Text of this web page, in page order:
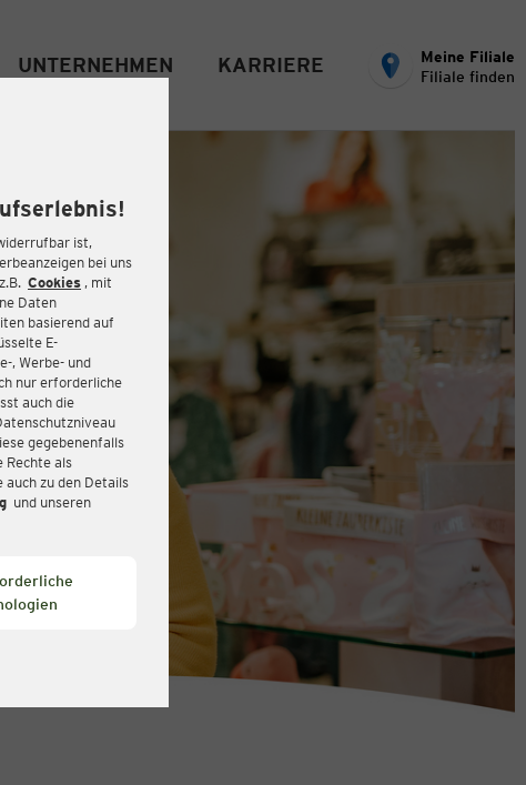
ist,
bei uns
Cookies , mit
Daten
basierend auf
E-
, Werbe- und
nur erforderliche
auch die
gegebenenfalls
Rechte als
zu den Details
und unseren
UNTERNEHMEN KARRIERE
Meine Filiale
Filiale finden